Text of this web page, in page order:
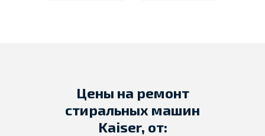
Цены на ремонт
стиральных машин
Kaiser, от: